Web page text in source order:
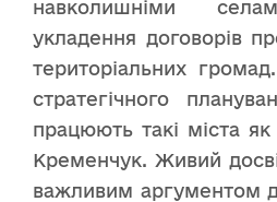
навколишніми
укладення договорів
територіальних
стратегічного
працюють такі міста як
Кременчук. Живий
важливим аргументом